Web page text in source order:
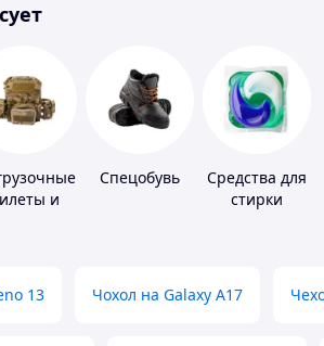
и
Спецобувь
Средства для
стирки
13 Чохол на Galaxy A17